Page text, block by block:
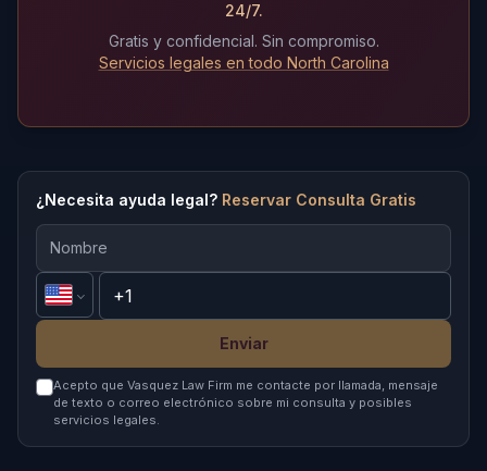
24/7.
Gratis y confidencial. Sin compromiso.
Servicios legales en todo North Carolina
¿Necesita ayuda legal? Reservar Consulta Gratis
Enviar
Acepto que Vasquez Law Firm me contacte por llamada, mensaje
de texto o correo electrónico sobre mi consulta y posibles
servicios legales.